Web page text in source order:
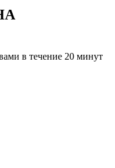
в течение 20 минут